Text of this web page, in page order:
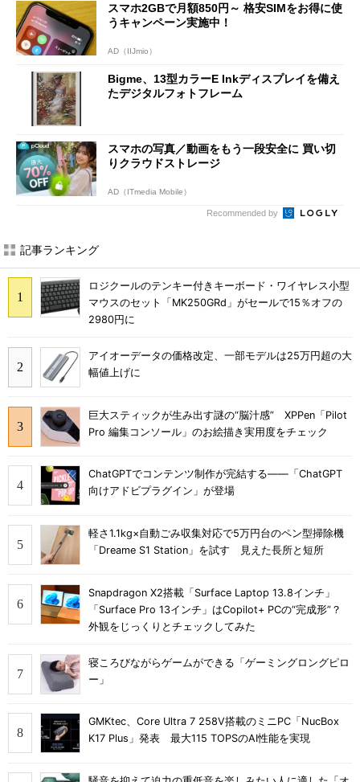
スマホ2GBで月額850円～ 格安SIMをお得に使
うキャンペーン実施中！
AD（IIJmio）
Bigme、13型カラーE Inkディスプレイを備え
たデジタルフォトフレーム
スマホの写真／動画をもう一段安全に 買い切
りクラウドストレージ
AD（ITmedia Mobile）
Recommended by
記事ランキング
ロジクールのテンキー付きキーボード・ワイヤレス小型
マウスのセット「MK250GRd」がセールで15％オフの
2980円に
アイオーデータの価格改定、一部モデルは25万円超の大
幅値上げに
巨大スティックが生み出す謎の“脳汁感” XPPen「Pilot
Pro 編集コンソール」のお絵描き実用度をチェック
ChatGPTでコンテンツ制作が完結する――「ChatGPT
向けアドビプラグイン」が登場
軽さ1.1kg×自動ごみ収集対応で5万円台のペン型掃除機
「Dreame S1 Station」を試す 見えた長所と短所
Snapdragon X2搭載「Surface Laptop 13.8インチ」
「Surface Pro 13インチ」はCopilot+ PCの“完成形”？
外観をじっくりとチェックしてみた
寝ころびながらゲームができる「ゲーミングロングピロ
ー」
GMKtec、Core Ultra 7 258V搭載のミニPC「NucBox
K17 Plus」発表 最大115 TOPSのAI性能を実現